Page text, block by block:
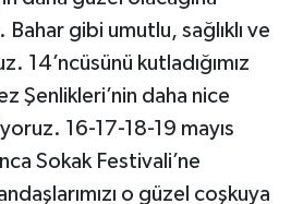
gibi umutlu, sağlıklı ve
14’ncüsünü kutladığımız
Şenlikleri’nin daha nice
16-17-18-19 mayıs
Sokak Festivali’ne
o güzel coşkuya